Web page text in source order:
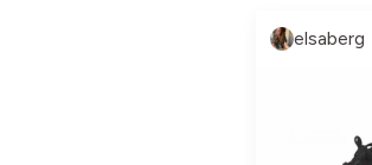
elsaberg